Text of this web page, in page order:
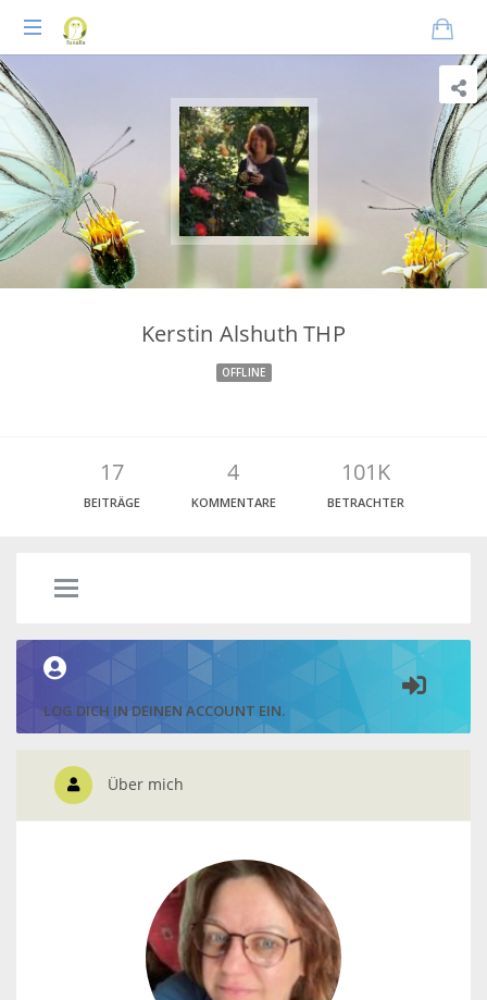
für
Tierheilpraktiker
Kerstin Alshuth THP
OFFLINE
17
BEITRÄGE
4
KOMMENTARE
101K
BETRACHTER
LOG DICH IN DEINEN ACCOUNT EIN.
Über mich